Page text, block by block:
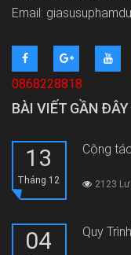
Email:
0868228818
BÀI VIẾT GẦN ĐÂY
13
Tháng 12
Cộng
2123
04 Quy